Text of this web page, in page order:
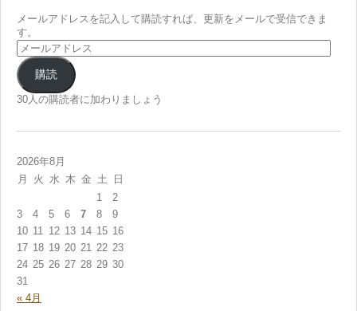
メールアドレスを記入して購読すれば、更新をメールで受信できま
す。
メ
ー
ル
ア
ド
購読
30人の購読者に加わりましょう
2026年8月
月
火 水 木 金 土
日
1
2
3
4 5 6 7 8
9
10 11 12 13 14 15 16
17 18 19 20 21 22 23
24 25 26 27 28 29 30
31
« 4月